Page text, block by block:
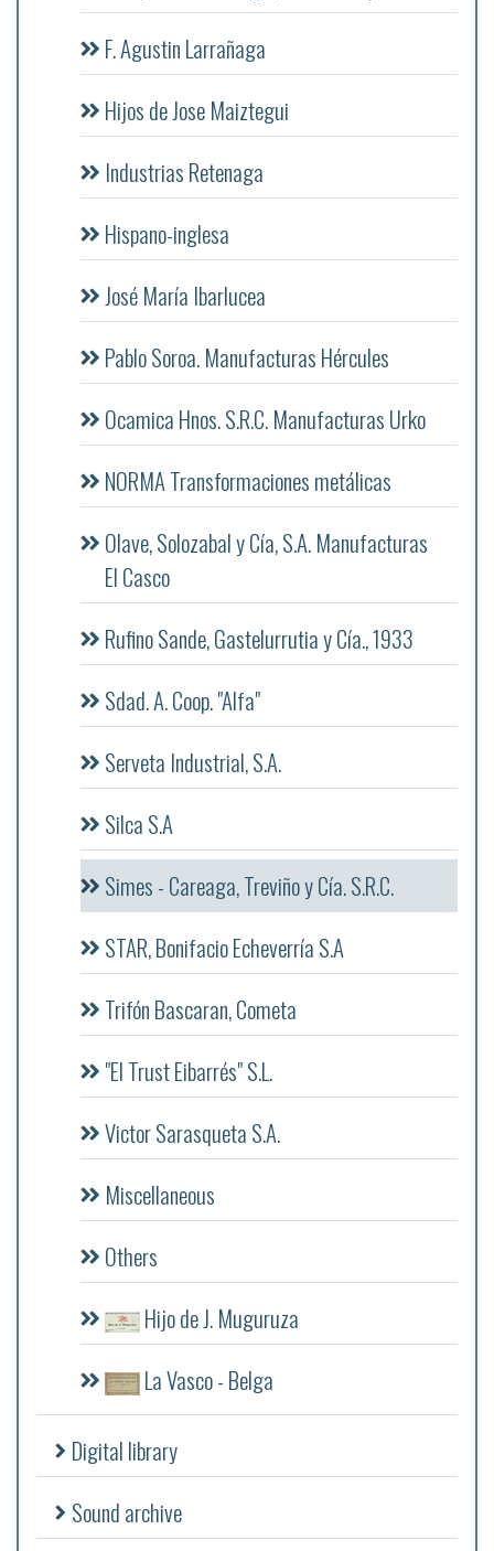
F. Agustin Larrañaga
Hijos de Jose Maiztegui
Industrias Retenaga
Hispano-inglesa
José María Ibarlucea
Pablo Soroa. Manufacturas Hércules
Ocamica Hnos. S.R.C. Manufacturas Urko
NORMA Transformaciones metálicas
Olave, Solozabal y Cía, S.A. Manufacturas
El Casco
Rufino Sande, Gastelurrutia y Cía., 1933
Sdad. A. Coop. "Alfa"
Serveta Industrial, S.A.
Silca S.A
Simes - Careaga, Treviño y Cía. S.R.C.
STAR, Bonifacio Echeverría S.A
Trifón Bascaran, Cometa
"El Trust Eibarrés" S.L.
Victor Sarasqueta S.A.
Miscellaneous
Others
Hijo de J. Muguruza
La Vasco - Belga
Digital library
Sound archive